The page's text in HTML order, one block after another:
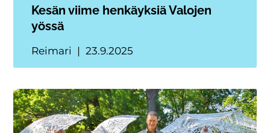
Kesän viime henkäyksiä Valojen
yössä
Reimari 23.9.2025